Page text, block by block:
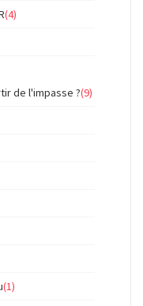
(4)
de l'impasse ?(9)
(1)